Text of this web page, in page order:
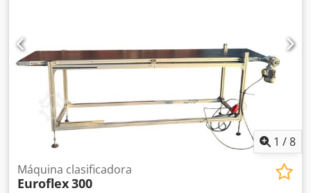
1 /8
Máquina clasificadora
Euroflex300